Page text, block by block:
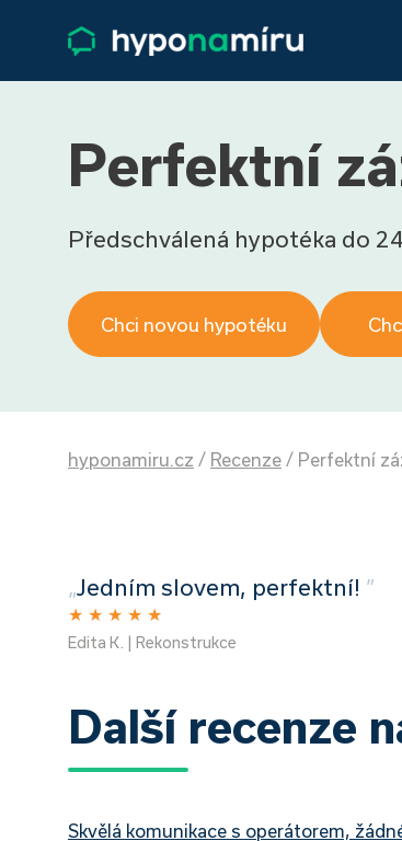
Perfektní
Předschválená hypotéka do
Chci novou hypotéku
hyponamiru.cz / Recenze / Perfektní
„Jedním slovem, perfektní! ”
★ ★ ★ ★ ★
Edita K. | Rekonstrukce
Další recenze
Skvělá komunikace s operátorem,